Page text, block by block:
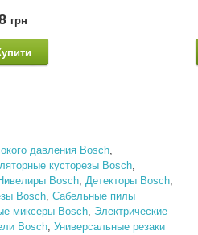
грн
давления Bosch,
кусторезы Bosch,
Bosch, Детекторы Bosch,
Bosch, Сабельные пилы
миксеры Bosch, Электрические
Bosch, Универсальные резаки